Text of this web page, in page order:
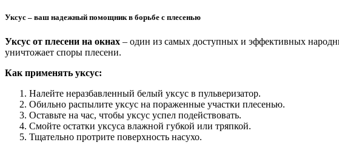
Уксус – ваш надежный помощник в борьбе с плесенью
Уксус от плесени на окнах – один из самых доступных и эффективных
уничтожает споры плесени.
Как применять уксус:
Налейте неразбавленный белый уксус в пульверизатор.
Обильно распылите уксус на пораженные участки плесенью.
Оставьте на час, чтобы уксус успел подействовать.
Смойте остатки уксуса влажной губкой или тряпкой.
Тщательно протрите поверхность насухо.